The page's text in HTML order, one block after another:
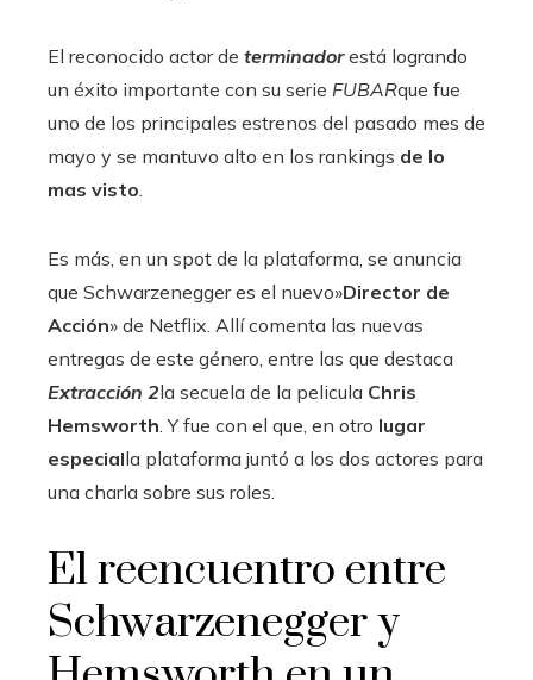
El reconocido actor de terminadorestá logrando
un éxito importante con su serie FUBARque fue
uno de los principales estrenos del pasado mes de
mayo y se mantuvo alto en los rankings de lo
mas visto
Es más, en un spot de la plataforma, se anuncia
que Schwarzenegger es el nuevo»Director de
Acción» de Netflix. Allí comenta las nuevas
entregas de este género, entre las que destaca
Extracción 2la secuela de la pelicula Chris
Hemsworth . Y fue con el que, en otro lugar
especialla plataforma juntó a los dos actores para
una charla sobre sus roles.
El reencuentro entre
Schwarzenegger y